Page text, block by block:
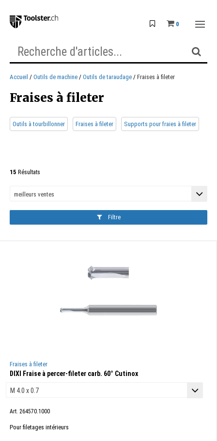
0
Accueil Outils de machine Outils de taraudage Fraises à fileter
Fraises à fileter
Outils à tourbillonner Fraises à fileter Supports pour fraies à fileter
15 Résultats
Filtre
Fraises à fileter
DIXI Fraise à percer-fileter carb. 60° Cutinox
Art. 264570.1000
Pour filetages intérieurs